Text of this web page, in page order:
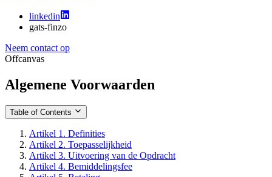
linkedin
gats-finzo
Neem contact op
Offcanvas
Algemene Voorwaarden
Table of Contents
Artikel 1. Definities
Artikel 2. Toepasselijkheid
Artikel 3. Uitvoering van de Opdracht
Artikel 4. Bemiddelingsfee